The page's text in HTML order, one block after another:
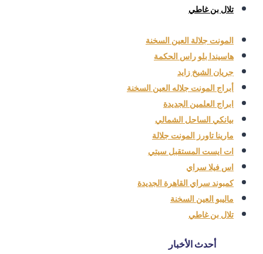
تلال بن غاطي
المونت جلالة العين السخنة
هاسيندا بلو راس الحكمة
جريان الشيخ زايد
أبراج المونت جلاله العين السخنة
ابراج العلمين الجديدة
بيانكي الساحل الشمالي
مارينا تاورز المونت جلالة
ات ايست المستقبل سيتي
اس فيلا سراي
كمبوند سراي القاهرة الجديدة
ماليبو العين السخنة
تلال بن غاطي
أحدث الأخبار